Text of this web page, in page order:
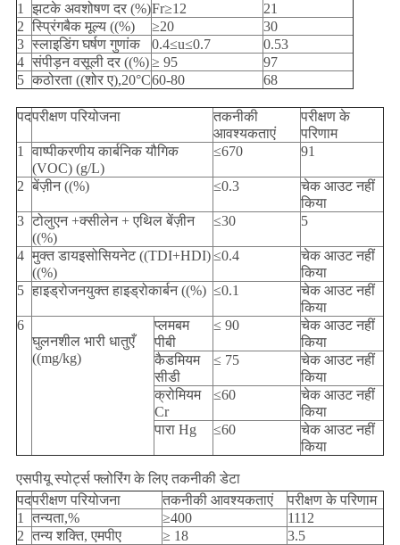
1 झटके अवशोषण दर (%)Fr≥12
21
2 स्प्रिंगबैक मूल्य ((%) ≥20
30
3 स्लाइडिंग घर्षण गुणांक 0.4≤u≤0.7
0.53
4 संपीड़न वसूली दर ((%)≥ 95
97
5 कठोरता ((शोर ए),20°C60-80 68
पदपरीक्षण परियोजना
तकनीकी
आवश्यकताएं
परीक्षण के
परिणाम
1 वाष्पीकरणीय कार्बनिक यौगिक
(VOC) (g/L)
≤670 91
2 बेंज़ीन ((%) ≤0.3
चेक आउट नहीं
किया
3 टोलुएन +क्सीलेन + एथिल बेंज़ीन
((%)
≤30 5
4 मुक्त डायइसोसियनेट ((TDI+HDI)
((%)
≤0.4
चेक आउट नहीं
किया
5 हाइड्रोजनयुक्त हाइड्रोकार्बन ((%) ≤0.1
चेक आउट नहीं
किया
6
घुलनशील भारी धातुएँ
((mg/kg)
प्लमबम
पीबी
≤ 90
चेक आउट नहीं
किया
कैडमियम
सीडी
≤ 75
चेक आउट नहीं
किया
क्रोमियम
Cr
≤60
चेक आउट नहीं
किया
पारा Hg
≤60
चेक आउट नहीं
किया
एसपीयू स्पोर्ट्स फ्लोरिंग के लिए तकनीकी डेटा
पदपरीक्षण परियोजना तकनीकी आवश्यकताएं
परीक्षण के परिणाम
1 तन्यता,% ≥400
1112
2 तन्य शक्ति, एमपीए ≥ 18
3.5